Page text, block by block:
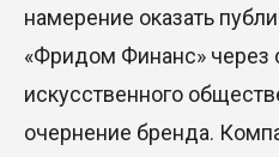
намерение оказать
«Фридом Финанс» через
искусственного
очернение бренда.